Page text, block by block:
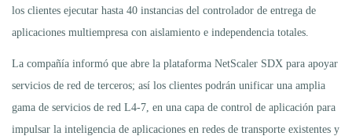
los clientes ejecutar hasta 40 instancias del controlador de entrega de
aplicaciones multiempresa con aislamiento e independencia totales.
La compañía informó que abre la plataforma NetScaler SDX para apoyar
servicios de red de terceros; así los clientes podrán unificar una amplia
gama de servicios de red L4-7, en una capa de control de aplicación para
impulsar la inteligencia de aplicaciones en redes de transporte existentes y